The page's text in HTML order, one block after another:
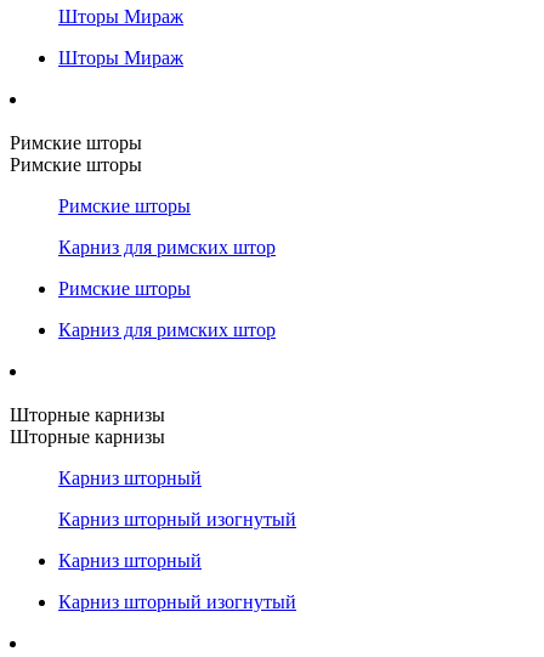
Шторы Мираж
Шторы Мираж
Римские шторы
Римские шторы
Римские шторы
Карниз для римских штор
Римские шторы
Карниз для римских штор
Шторные карнизы
Шторные карнизы
Карниз шторный
Карниз шторный изогнутый
Карниз шторный
Карниз шторный изогнутый